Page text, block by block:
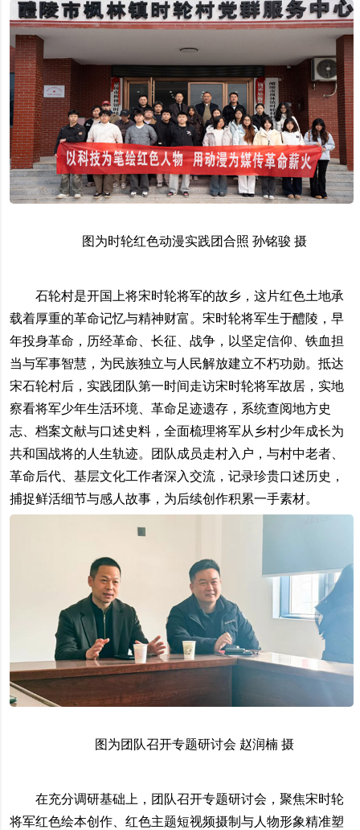
图为时轮红色动漫实践团合照 孙铭骏 摄
石轮村是开国上将宋时轮将军的故乡，这片红色土地承
载着厚重的革命记忆与精神财富。宋时轮将军生于醴陵，早
年投身革命，历经革命、长征、战争，以坚定信仰、铁血担
当与军事智慧，为民族独立与人民解放建立不朽功勋。抵达
宋石轮村后，实践团队第一时间走访宋时轮将军故居，实地
察看将军少年生活环境、革命足迹遗存，系统查阅地方史
志、档案文献与口述史料，全面梳理将军从乡村少年成长为
共和国战将的人生轨迹。团队成员走村入户，与村中老者、
革命后代、基层文化工作者深入交流，记录珍贵口述历史，
捕捉鲜活细节与感人故事，为后续创作积累一手素材。
图为团队召开专题研讨会 赵润楠 摄
在充分调研基础上，团队召开专题研讨会，聚焦宋时轮
将军红色绘本创作、红色主题短视频摄制与人物形象精准塑